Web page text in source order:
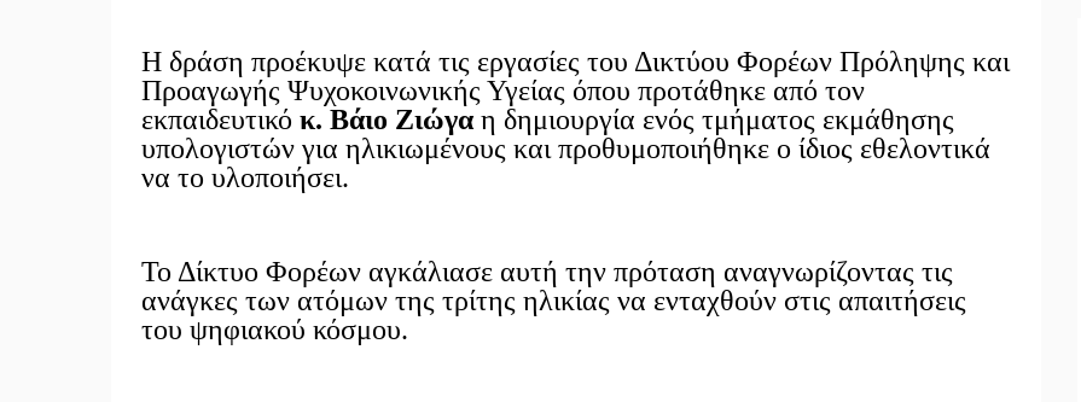
Η δράση προέκυψε κατά τις εργασίες του Δικτύου Φορέων Πρόληψης και
Προαγωγής Ψυχοκοινωνικής Υγείας όπου προτάθηκε από τον
εκπαιδευτικό κ. Βάιο Ζιώγαη δημιουργία ενός τμήματος εκμάθησης
υπολογιστών για ηλικιωμένους και προθυμοποιήθηκε ο ίδιος εθελοντικά
να το υλοποιήσει.
Το Δίκτυο Φορέων αγκάλιασε αυτή την πρόταση αναγνωρίζοντας τις
ανάγκες των ατόμων της τρίτης ηλικίας να ενταχθούν στις απαιτήσεις
του ψηφιακού κόσμου.